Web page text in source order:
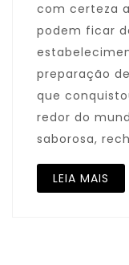
com certeza
podem ficar
preparação
que
redor do
saborosa,
LEIA MAIS